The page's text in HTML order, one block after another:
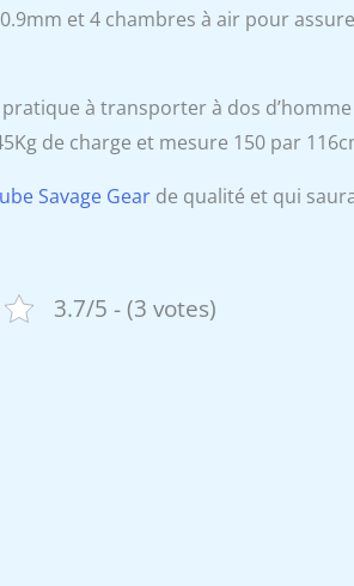
et 4 chambres à air pour
à transporter à dos d’homme
de charge et mesure 150 par
Savage Gearde qualité et qui
3.7/5 - (3 votes)